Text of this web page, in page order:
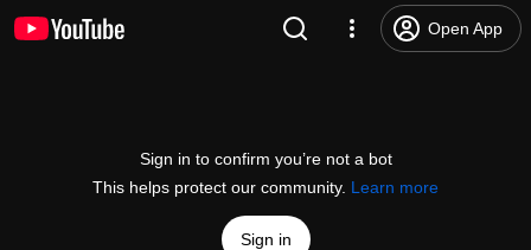
Open App
Sign in to confirm you’re not a bot
This helps protect our community. Learn more
Sign in